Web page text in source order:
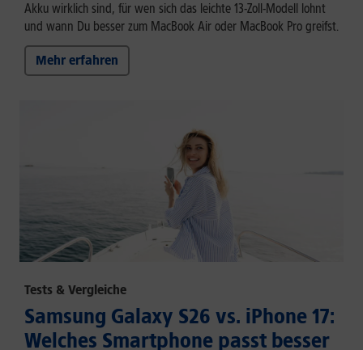
Akku wirklich sind, für wen sich das leichte 13-Zoll-Modell lohnt
und wann Du besser zum MacBook Air oder MacBook Pro greifst.
Mehr erfahren
Tests & Vergleiche
Samsung Galaxy S26 vs. iPhone 17:
Welches Smartphone passt besser